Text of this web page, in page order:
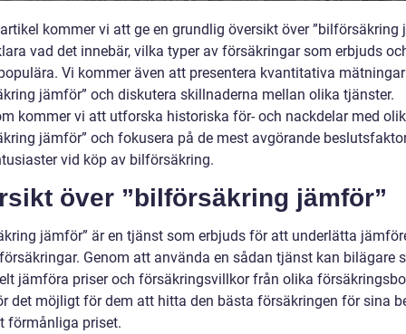
kommer vi att ge en grundlig översikt över ”bilförsäkring
vad det innebär, vilka typer av försäkringar som erbjuds
Vi kommer även att presentera kvantitativa
jämför” och diskutera skillnaderna mellan olika tjänster.
kommer vi att utforska historiska för- och nackdelar med
jämför” och fokusera på de mest avgörande
vid köp av bilförsäkring.
över ”bilförsäkring jämför”
jämför” är en tjänst som erbjuds för att underlätta
Genom att använda en sådan tjänst kan bilägare
jämföra priser och försäkringsvillkor från olika
det möjligt för dem att hitta den bästa försäkringen för sina
förmånliga priset.